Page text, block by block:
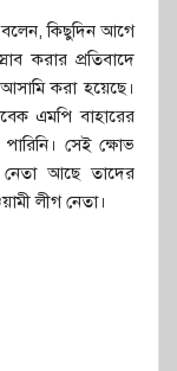
বলেন, কিছুদিন আগে
করার প্রতিবাদে
করা হয়েছে।
এমপি বাহারের
সেই ক্ষোভ
আছে তাদের
লীগ নেতা।